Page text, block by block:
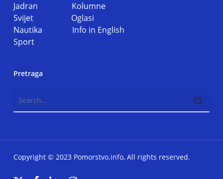
Jadran Kolumne
Svijet Oglasi
Nautika Info in English
Sport
Pretraga
Copyright © 2023 Pomorstvo.info, All rights reserved.